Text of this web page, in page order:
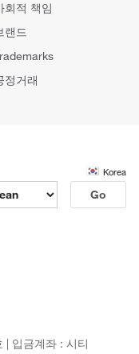
회적 책임
랜드
정거래
Korea
Go
| 입금계좌 : 시티